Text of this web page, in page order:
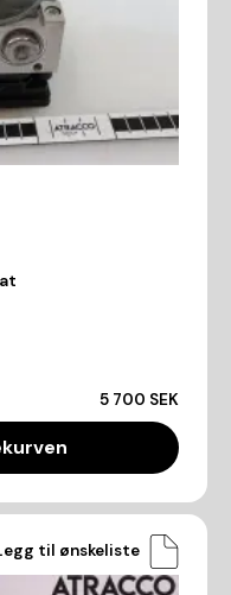
5 700 SEK
til ønskeliste